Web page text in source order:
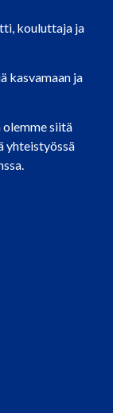
kouluttaja ja
kasvamaan ja
olemme siitä
yhteistyössä